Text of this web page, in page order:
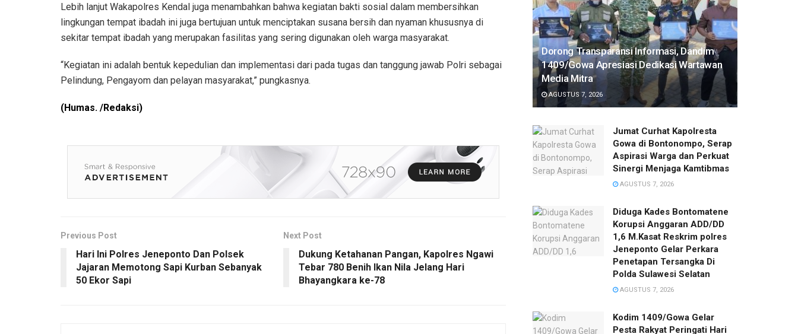
Lebih lanjut Wakapolres Kendal juga menambahkan bahwa kegiatan bakti sosial dalam membersihkan
lingkungan tempat ibadah ini juga bertujuan untuk menciptakan susana bersih dan nyaman khususnya di
sekitar tempat ibadah yang merupakan fasilitas yang sering digunakan oleh warga masyarakat.
“Kegiatan ini adalah bentuk kepedulian dan implementasi dari pada tugas dan tanggung jawab Polri sebagai
Pelindung, Pengayom dan pelayan masyarakat,” pungkasnya.
(Humas. /Redaksi)
Previous Post
Hari Ini Polres Jeneponto Dan Polsek
Jajaran Memotong Sapi Kurban Sebanyak
50 Ekor Sapi
Next Post
Dukung Ketahanan Pangan, Kapolres Ngawi
Tebar 780 Benih Ikan Nila Jelang Hari
Bhayangkara ke-78
Dorong Transparansi Informasi, Dandim
1409/Gowa Apresiasi Dedikasi Wartawan
Media Mitra
AGUSTUS 7, 2026
Jumat Curhat Kapolresta
Gowa di Bontonompo, Serap
Aspirasi Warga dan Perkuat
Sinergi Menjaga Kamtibmas
AGUSTUS 7, 2026
Diduga Kades Bontomatene
Korupsi Anggaran ADD/DD
1,6 M.Kasat Reskrim polres
Jeneponto Gelar Perkara
Penetapan Tersangka Di
Polda Sulawesi Selatan
AGUSTUS 7, 2026
Kodim 1409/Gowa Gelar
Pesta Rakyat Peringati Hari